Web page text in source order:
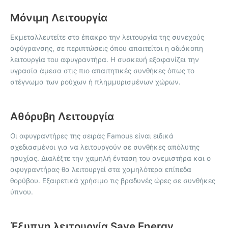
Μόνιμη Λειτουργία
Εκμεταλλευτείτε στο έπακρο την λειτουργία της συνεχούς
αφύγρανσης, σε περιπτώσεις όπου απαιτείται η αδιάκοπη
λειτουργία του αφυγραντήρα. Η συσκευή εξαφανίζει την
υγρασία άμεσα στις πιο απαιτητικές συνθήκες όπως το
στέγνωμα των ρούχων ή πλημμυρισμένων χώρων.
Αθόρυβη Λειτουργία
Οι αφυγραντήρες της σειράς Famous είναι ειδικά
σχεδιασμένοι για να λειτουργούν σε συνθήκες απόλυτης
ησυχίας. Διαλέξτε την χαμηλή ένταση του ανεμιστήρα και ο
αφυγραντήρας θα λειτουργεί στα χαμηλότερα επίπεδα
θορύβου. Εξαιρετικά χρήσιμο τις βραδυνές ώρες σε συνθήκες
ύπνου.